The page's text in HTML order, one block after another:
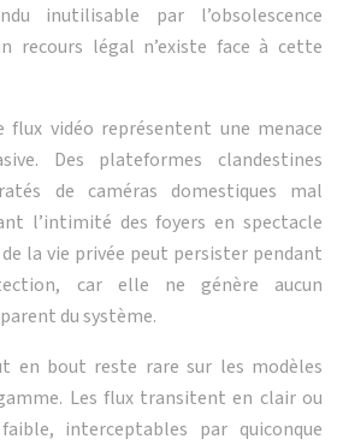
inutilisable par l’obsolescence
recours légal n’existe face à cette
flux vidéo représentent une menace
Des plateformes clandestines
de caméras domestiques mal
l’intimité des foyers en spectacle
la vie privée peut persister pendant
car elle ne génère aucun
du système.
en bout reste rare sur les modèles
Les flux transitent en clair ou
interceptables par quiconque